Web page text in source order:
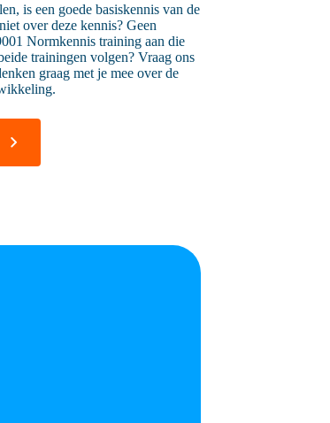
is een goede basiskennis van de
over deze kennis? Geen
Normkennis training aan die
trainingen volgen? Vraag ons
graag met je mee over de